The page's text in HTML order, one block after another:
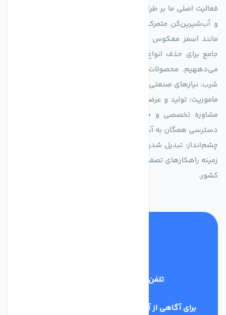
فعالیت اصلی ما بر طراحی و تولید سیستم‌های پیشرفته تصفیه آب
و آب‌شیرین‌کن متمرکز است. ما با بهره‌گیری از فناوری‌های نوین
جامع برای حذف انواع آلاینده‌ها، املاح و نمک از منابع آبی ارائه
می‌دههیم. محصولات ما برای مصارف متنوعی از جمله تأمین آب
شرب، نیازهای صنعتی و کشاورزی طراحی و بهینه‌سازی شده‌اند.
ماموریت: تولید و عرضه محصولاتی با بالاترین استاندارد کیفی، ارائه
مشاوره تخصصی و خدمات پس از فروش مطمئن برای تضمین
دسترسی همگان به آب پاک و سالم.
چشم‌انداز: تبدیل شدن به انتخاب اول صنایع و مصرف‌کنندگان در
زمینه راهکارهای تصفیه آب و ایفای نقشی کلیدی در حفظ منابع آبی
کشور.
تلفن پشتیبانی
برای آگاهی از آخرین اخبار در خبرنامه ما عضو شوید